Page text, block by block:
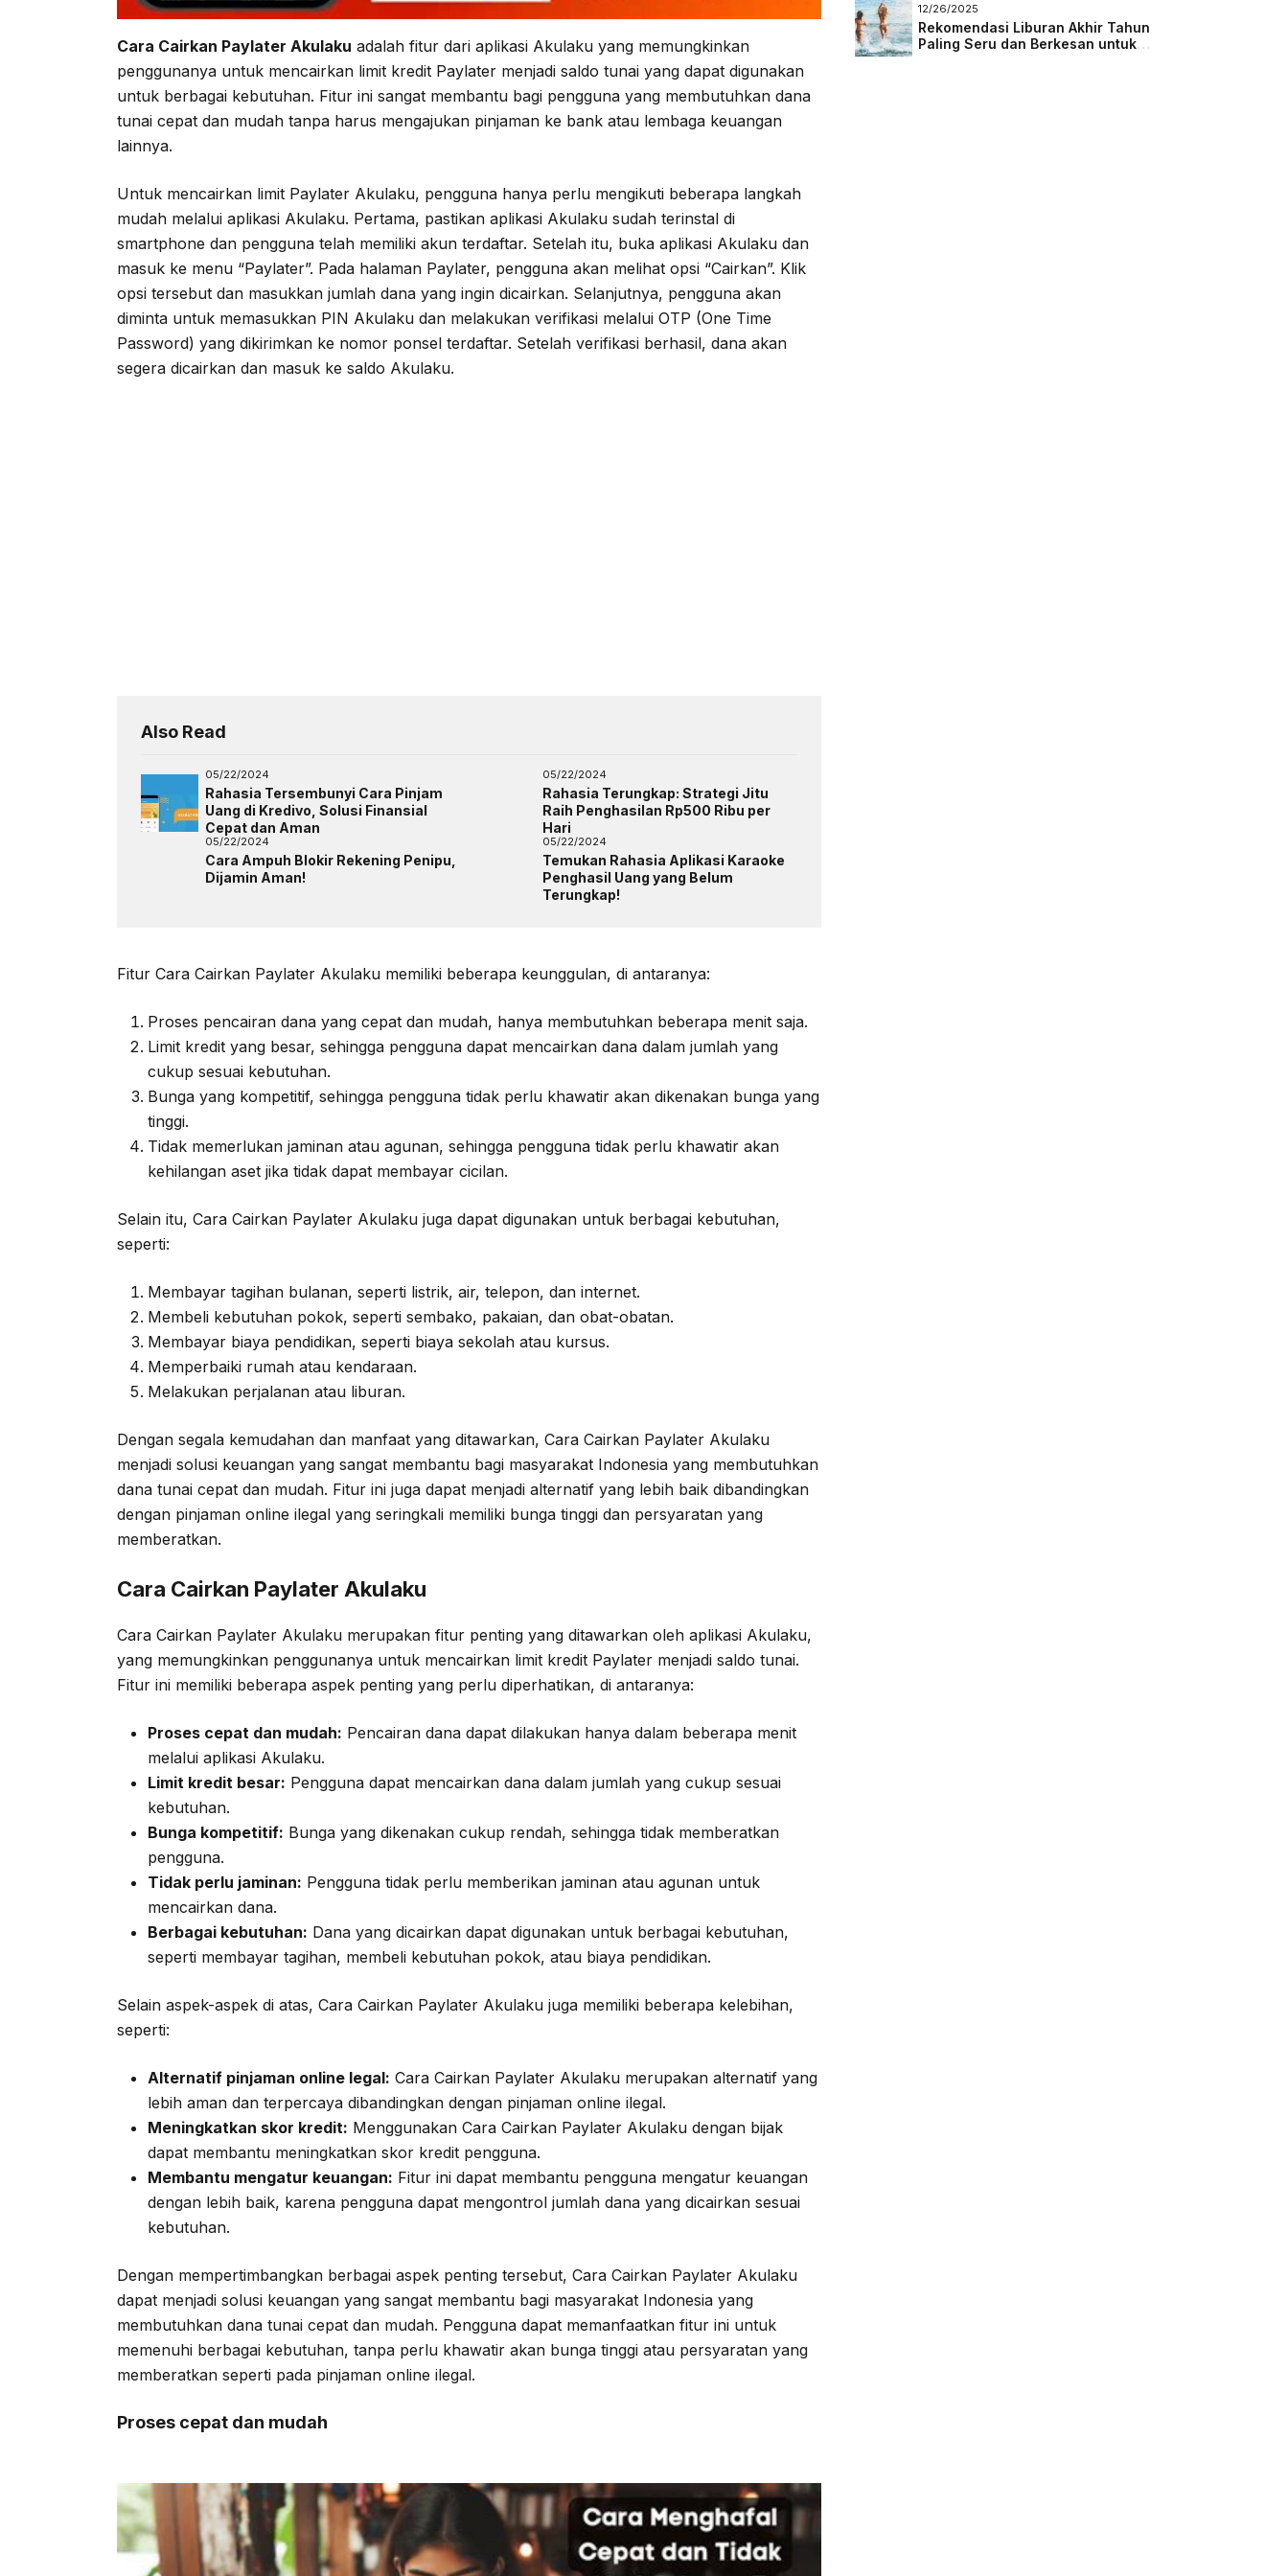
Cara Cairkan Paylater Akulaku adalah fitur dari aplikasi Akulaku yang memungkinkan
penggunanya untuk mencairkan limit kredit Paylater menjadi saldo tunai yang dapat digunakan
untuk berbagai kebutuhan. Fitur ini sangat membantu bagi pengguna yang membutuhkan dana
tunai cepat dan mudah tanpa harus mengajukan pinjaman ke bank atau lembaga keuangan
lainnya.
Untuk mencairkan limit Paylater Akulaku, pengguna hanya perlu mengikuti beberapa langkah
mudah melalui aplikasi Akulaku. Pertama, pastikan aplikasi Akulaku sudah terinstal di
smartphone dan pengguna telah memiliki akun terdaftar. Setelah itu, buka aplikasi Akulaku dan
masuk ke menu “Paylater”. Pada halaman Paylater, pengguna akan melihat opsi “Cairkan”. Klik
opsi tersebut dan masukkan jumlah dana yang ingin dicairkan. Selanjutnya, pengguna akan
diminta untuk memasukkan PIN Akulaku dan melakukan verifikasi melalui OTP (One Time
Password) yang dikirimkan ke nomor ponsel terdaftar. Setelah verifikasi berhasil, dana akan
segera dicairkan dan masuk ke saldo Akulaku.
Also Read
05/22/2024
Rahasia Tersembunyi Cara Pinjam
Uang di Kredivo, Solusi Finansial
Cepat dan Aman
05/22/2024
Rahasia Terungkap: Strategi Jitu
Raih Penghasilan Rp500 Ribu per
Hari
05/22/2024
Cara Ampuh Blokir Rekening Penipu,
Dijamin Aman!
05/22/2024
Temukan Rahasia Aplikasi Karaoke
Penghasil Uang yang Belum
Terungkap!
Fitur Cara Cairkan Paylater Akulaku memiliki beberapa keunggulan, di antaranya:
Proses pencairan dana yang cepat dan mudah, hanya membutuhkan beberapa menit saja.
Limit kredit yang besar, sehingga pengguna dapat mencairkan dana dalam jumlah yang
cukup sesuai kebutuhan.
Bunga yang kompetitif, sehingga pengguna tidak perlu khawatir akan dikenakan bunga yang
tinggi.
Tidak memerlukan jaminan atau agunan, sehingga pengguna tidak perlu khawatir akan
kehilangan aset jika tidak dapat membayar cicilan.
Selain itu, Cara Cairkan Paylater Akulaku juga dapat digunakan untuk berbagai kebutuhan,
seperti:
Membayar tagihan bulanan, seperti listrik, air, telepon, dan internet.
Membeli kebutuhan pokok, seperti sembako, pakaian, dan obat-obatan.
Membayar biaya pendidikan, seperti biaya sekolah atau kursus.
Memperbaiki rumah atau kendaraan.
Melakukan perjalanan atau liburan.
Dengan segala kemudahan dan manfaat yang ditawarkan, Cara Cairkan Paylater Akulaku
menjadi solusi keuangan yang sangat membantu bagi masyarakat Indonesia yang membutuhkan
dana tunai cepat dan mudah. Fitur ini juga dapat menjadi alternatif yang lebih baik dibandingkan
dengan pinjaman online ilegal yang seringkali memiliki bunga tinggi dan persyaratan yang
memberatkan.
Cara Cairkan Paylater Akulaku
Cara Cairkan Paylater Akulaku merupakan fitur penting yang ditawarkan oleh aplikasi Akulaku,
yang memungkinkan penggunanya untuk mencairkan limit kredit Paylater menjadi saldo tunai.
Fitur ini memiliki beberapa aspek penting yang perlu diperhatikan, di antaranya:
Proses cepat dan mudah: Pencairan dana dapat dilakukan hanya dalam beberapa menit
melalui aplikasi Akulaku.
Limit kredit besar: Pengguna dapat mencairkan dana dalam jumlah yang cukup sesuai
kebutuhan.
Bunga kompetitif: Bunga yang dikenakan cukup rendah, sehingga tidak memberatkan
pengguna.
Tidak perlu jaminan: Pengguna tidak perlu memberikan jaminan atau agunan untuk
mencairkan dana.
Berbagai kebutuhan: Dana yang dicairkan dapat digunakan untuk berbagai kebutuhan,
seperti membayar tagihan, membeli kebutuhan pokok, atau biaya pendidikan.
Selain aspek-aspek di atas, Cara Cairkan Paylater Akulaku juga memiliki beberapa kelebihan,
seperti:
Alternatif pinjaman online legal: Cara Cairkan Paylater Akulaku merupakan alternatif yang
lebih aman dan terpercaya dibandingkan dengan pinjaman online ilegal.
Meningkatkan skor kredit: Menggunakan Cara Cairkan Paylater Akulaku dengan bijak
dapat membantu meningkatkan skor kredit pengguna.
Membantu mengatur keuangan: Fitur ini dapat membantu pengguna mengatur keuangan
dengan lebih baik, karena pengguna dapat mengontrol jumlah dana yang dicairkan sesuai
kebutuhan.
Dengan mempertimbangkan berbagai aspek penting tersebut, Cara Cairkan Paylater Akulaku
dapat menjadi solusi keuangan yang sangat membantu bagi masyarakat Indonesia yang
membutuhkan dana tunai cepat dan mudah. Pengguna dapat memanfaatkan fitur ini untuk
memenuhi berbagai kebutuhan, tanpa perlu khawatir akan bunga tinggi atau persyaratan yang
memberatkan seperti pada pinjaman online ilegal.
Proses cepat dan mudah
12/26/2025
Rekomendasi Liburan Akhir Tahun
Paling Seru dan Berkesan untuk